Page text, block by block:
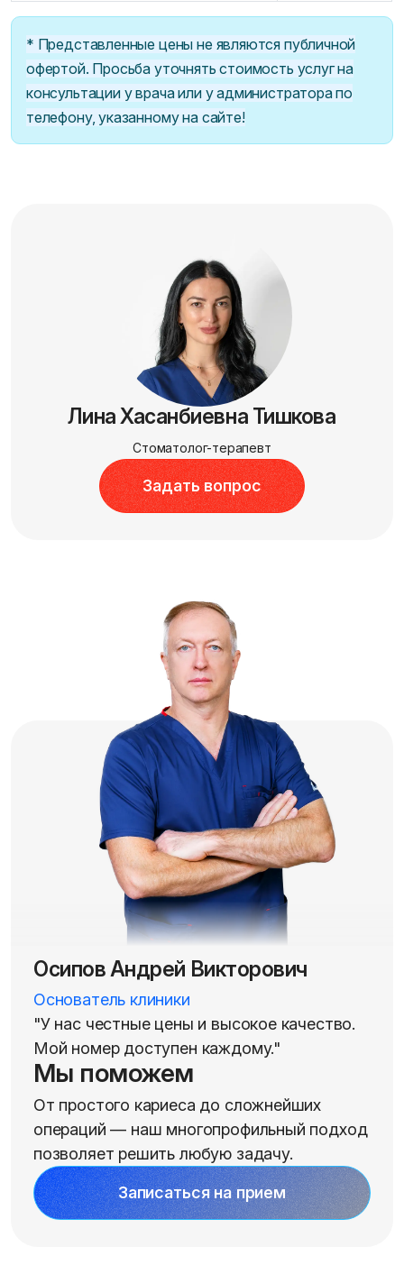
* Представленные цены не являются публичной
офертой. Просьба уточнять стоимость услуг на
консультации у врача или у администратора по
телефону, указанному на сайте!
Лина Хасанбиевна Тишкова
Стоматолог-терапевт
Задать вопрос
Мы поможем
От простого кариеса до сложнейших
операций — наш многопрофильный подход
позволяет решить любую задачу.
Записаться на прием
Осипов Андрей Викторович
Основатель клиники
"У нас честные цены и высокое качество.
Мой номер доступен каждому."